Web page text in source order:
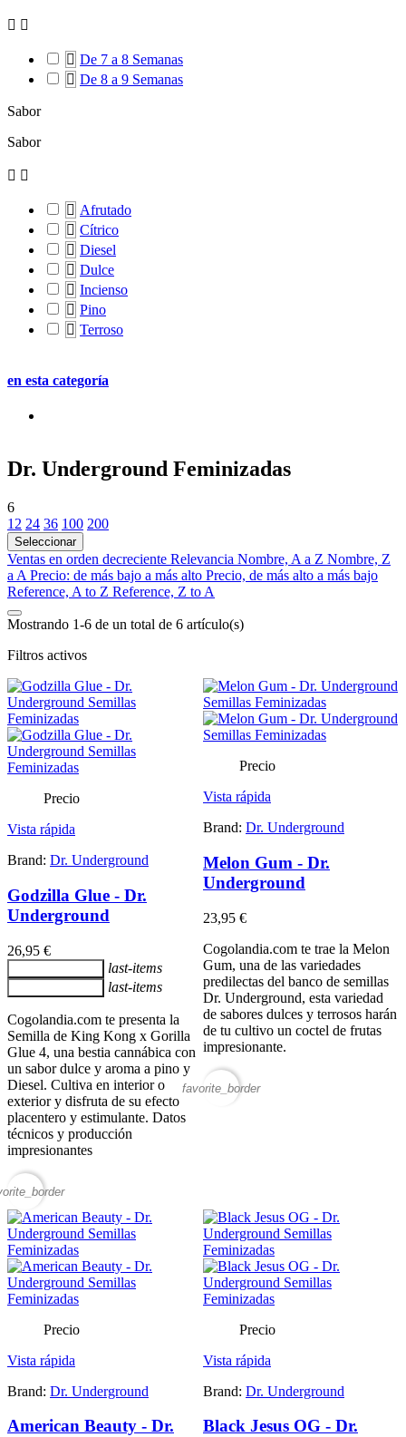
 
 De 7 a 8 Semanas
 De 8 a 9 Semanas
Sabor
Sabor
 
 Afrutado
 Cítrico
 Diesel
 Dulce
 Incienso
 Pino
 Terroso
en esta categoría
Dr. Underground Feminizadas
6
12 24 36 100 200
Seleccionar
Ventas en orden decreciente Relevancia Nombre, A a Z Nombre, Z
a A Precio: de más bajo a más alto Precio, de más alto a más bajo
Reference, A to Z Reference, Z to A
Mostrando 1-6 de un total de 6 artículo(s)
Filtros activos
Precio
Vista rápida
Brand: Dr. Underground
Godzilla Glue - Dr.
Underground
26,95 €
last-items
last-items
Cogolandia.com te presenta la
Semilla de King Kong x Gorilla
Glue 4, una bestia cannábica con
un sabor dulce y aroma a pino y
Diesel. Cultiva en interior o
exterior y disfruta de su efecto
placentero y estimulante. Datos
técnicos y producción
impresionantes
Precio
Vista rápida
Brand: Dr. Underground
Melon Gum - Dr.
Underground
23,95 €
Cogolandia.com te trae la Melon
Gum, una de las variedades
predilectas del banco de semillas
Dr. Underground, esta variedad
de sabores dulces y terrosos harán
de tu cultivo un coctel de frutas
impresionante.
favorite_border
Precio
Vista rápida
Brand: Dr. Underground
American Beauty - Dr.
Precio
Vista rápida
Brand: Dr. Underground
Black Jesus OG - Dr.